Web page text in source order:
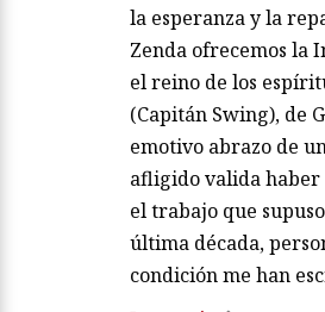
la esperanza y la
Zenda ofrecemos la
el reino de los
(Capitán Swing), de
emotivo abrazo de
afligido valida
el trabajo que
última década,
condición me han